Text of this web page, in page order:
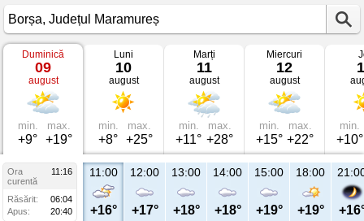
Vremea
Borșa
Județul
Maramureș
Duminică
09
august
min.
+9°
max.
+19°
Luni
10
august
min.
+8°
max.
+25°
Marți
11
august
min.
+11°
max.
+28°
Miercuri
12
august
min.
+15°
max.
+22°
min.
+10°
Ora
11:16
curentă
Răsărit:
06:04
Apus:
20:40
11:00
+16°
12:00
+17°
13:00
+18°
14:00
+18°
15:00
+19°
18:00
+19°